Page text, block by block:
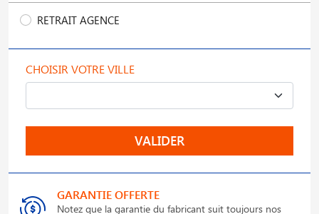
RETRAIT AGENCE
CHOISIR VOTRE VILLE
VALIDER
GARANTIE OFFERTE
Notez que la garantie du fabricant suit toujours nos